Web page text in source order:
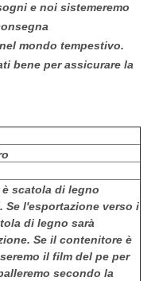
e noi sistemeremo
mondo tempestivo.
bene per assicurare la
scatola di legno
Se l'esportazione verso i
di legno sarà
Se il contenitore è
il film del pe per
secondo la